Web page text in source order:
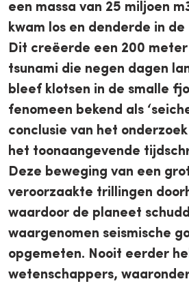
een massa van 25 miljoen
kwam los en denderde in de
Dit creëerde een 200
tsunami die negen dagen
bleef klotsen in de smalle
fenomeen bekend als
conclusie van het
het toonaangevende
Deze beweging van een
veroorzaakte trillingen
waardoor de planeet
waargenomen seismische
opgemeten. Nooit eerder
wetenschappers,